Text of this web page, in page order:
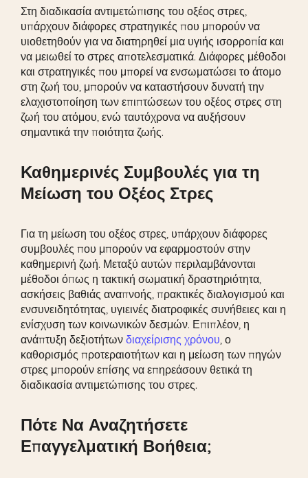
Στη διαδικασία αντιμετώπισης του οξέος στρες,
υπάρχουν διάφορες στρατηγικές που μπορούν να
υιοθετηθούν για να διατηρηθεί μια υγιής ισορροπία και
να μειωθεί το στρες αποτελεσματικά. Διάφορες μέθοδοι
και στρατηγικές που μπορεί να ενσωματώσει το άτομο
στη ζωή του, μπορούν να καταστήσουν δυνατή την
ελαχιστοποίηση των επιπτώσεων του οξέος στρες στη
ζωή του ατόμου, ενώ ταυτόχρονα να αυξήσουν
σημαντικά την ποιότητα ζωής.
Καθημερινές Συμβουλές για τη
Μείωση του Οξέος Στρες
Για τη μείωση του οξέος στρες, υπάρχουν διάφορες
συμβουλές που μπορούν να εφαρμοστούν στην
καθημερινή ζωή. Μεταξύ αυτών περιλαμβάνονται
μέθοδοι όπως η τακτική σωματική δραστηριότητα,
ασκήσεις βαθιάς αναπνοής, πρακτικές διαλογισμού και
ενσυνειδητότητας, υγιεινές διατροφικές συνήθειες και η
ενίσχυση των κοινωνικών δεσμών. Επιπλέον, η
ανάπτυξη δεξιοτήτων διαχείρισης χρόνου , ο
καθορισμός προτεραιοτήτων και η μείωση των πηγών
στρες μπορούν επίσης να επηρεάσουν θετικά τη
διαδικασία αντιμετώπισης του στρες.
Πότε Να Αναζητήσετε
Επαγγελματική Βοήθεια;